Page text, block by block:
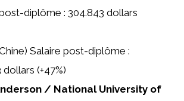
diplôme : 304.843 dollars
Salaire post-diplôme :
dollars (+47%)
/ National University of